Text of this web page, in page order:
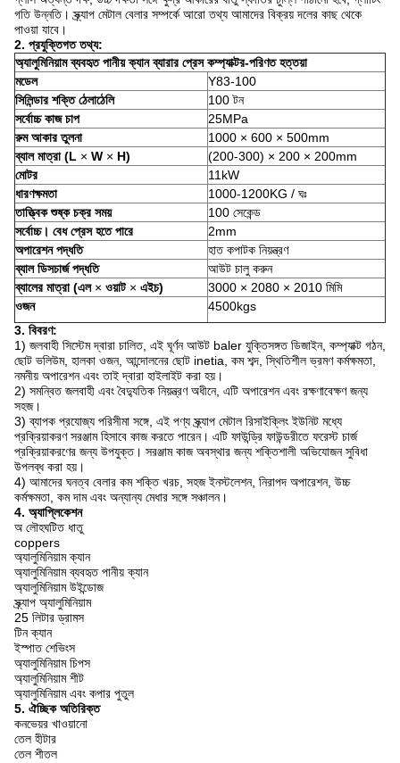
গতি উন্নতি। স্ক্র্যাপ মেটাল বেলার সম্পর্কে আরো তথ্য আমাদের বিক্রয় দলের কাছ থেকে
পাওয়া যাবে।
2. প্রযুক্তিগত তথ্য:
অ্যালুমিনিয়াম ব্যবহৃত পানীয় ক্যান ব্যারার প্রেস কম্প্যাক্টর-পরিণত হত্তয়া
মডেল
Y83-100
সিলিন্ডার শক্তি ঠেলাঠেলি
100 টন
সর্বোচ্চ কাজ চাপ
25MPa
রুম আকার তুলনা
1000 × 600 × 500mm
ব্যাল মাত্রা (L × W × H)
(200-300) × 200 × 200mm
মোটর
11kW
ধারণক্ষমতা
1000-1200KG / ঘঃ
তাত্ত্বিক শুষ্ক চক্র সময়
100 সেকেন্ড
সর্বোচ্চ। বেধ প্রেস হতে পারে
2mm
অপারেশন পদ্ধতি
হাত কপাটক নিয়ন্ত্রণ
ব্যাল ডিসচার্জ পদ্ধতি
আউট চালু করুন
ব্যালের মাত্রা (এল× ওয়াট× এইচ)
3000 × 2080 × 2010 মিমি
ওজন
4500kgs
3. বিবরণ:
1) জলবাহী সিস্টেম দ্বারা চালিত, এই ঘূর্ণন আউট baler যুক্তিসঙ্গত ডিজাইন, কম্প্যাক্ট গঠন,
ছোট ভলিউম, হালকা ওজন, আন্দোলনের ছোট inetia, কম শব্দ, স্থিতিশীল ভ্রমণ কর্মক্ষমতা,
নমনীয় অপারেশন এবং তাই দ্বারা হাইলাইট করা হয়।
2) সমন্বিত জলবাহী এবং বৈদ্যুতিক নিয়ন্ত্রণ অধীনে, এটি অপারেশন এবং রক্ষণাবেক্ষণ জন্য
সহজ।
3) ব্যাপক প্রযোজ্য পরিসীমা সঙ্গে, এই পণ্য স্ক্র্যাপ মেটাল রিসাইক্লিং ইউনিট মধ্যে
প্রক্রিয়াকরণ সরঞ্জাম হিসাবে কাজ করতে পারেন। এটি ফাউন্ড্রি ফাউন্ডরীতে ফরেস্ট চার্জ
প্রক্রিয়াকরণের জন্য উপযুক্ত। সরঞ্জাম কাজ অবস্থার জন্য শক্তিশালী অভিযোজন সুবিধা
উপলব্ধ করা হয়।
4) আমাদের ঘনত্ব বেলার কম শক্তি খরচ, সহজ ইনস্টলেশন, নিরাপদ অপারেশন, উচ্চ
কর্মক্ষমতা, কম দাম এবং অন্যান্য মেধার সঙ্গে সঞ্চালন।
4. অ্যাপ্লিকেশন
অ লৌহঘটিত ধাতু
coppers
অ্যালুমিনিয়াম ক্যান
অ্যালুমিনিয়াম ব্যবহৃত পানীয় ক্যান
অ্যালুমিনিয়াম উইন্ডোজ
স্ক্র্যাপ অ্যালুমিনিয়াম
25 লিটার ড্রামস
টিন ক্যান
ইস্পাত শেভিংস
অ্যালুমিনিয়াম চিপস
অ্যালুমিনিয়াম শীট
অ্যালুমিনিয়াম এবং কপার পুতুল
5. ঐচ্ছিক অতিরিক্ত
কনভেয়র খাওয়ানো
তেল হীটার
তেল শীতল